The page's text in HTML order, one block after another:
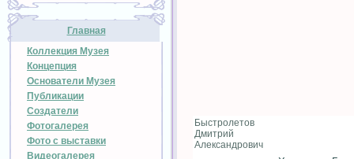
Главная
Коллекция Музея
Концепция
Основатели Музея
Публикации
Создатели
Фотогалерея
Фото с выставки
Видеогалерея
Быстролетов
Дмитрий
Александрович